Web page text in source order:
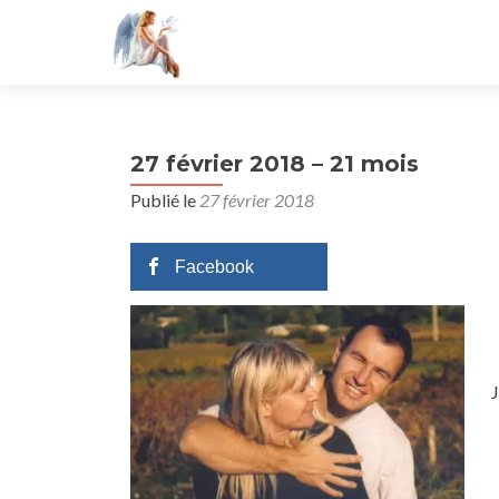
27 février 2018 – 21 mois
Publié le 27 février 2018
Facebook